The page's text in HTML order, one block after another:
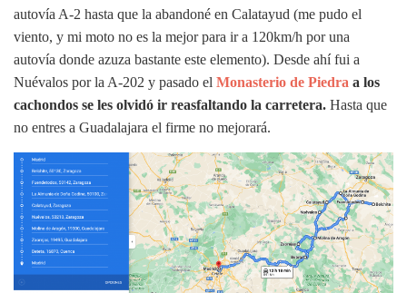
autovía A-2 hasta que la abandoné en Calatayud (me pudo el
viento, y mi moto no es la mejor para ir a 120km/h por una
autovía donde azuza bastante este elemento). Desde ahí fui a
Nuévalos por la A-202 y pasado el Monasterio de Piedra a los
cachondos se les olvidó ir reasfaltando la carretera. Hasta que
no entres a Guadalajara el firme no mejorará.